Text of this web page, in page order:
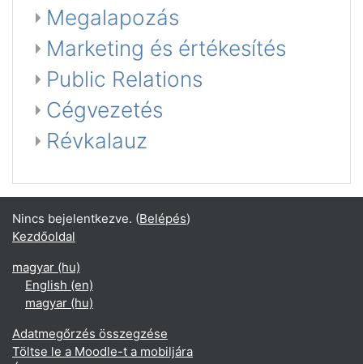
Megalapozás
Marketing és értékesítés
Public Relations
Cégvezetés
Révkalauz
Nincs bejelentkezve. (Belépés)
Kezdőoldal
magyar ‎(hu)‎
English ‎(en)‎
magyar ‎(hu)‎
Adatmegőrzés összegzése
Töltse le a Moodle-t a mobiljára